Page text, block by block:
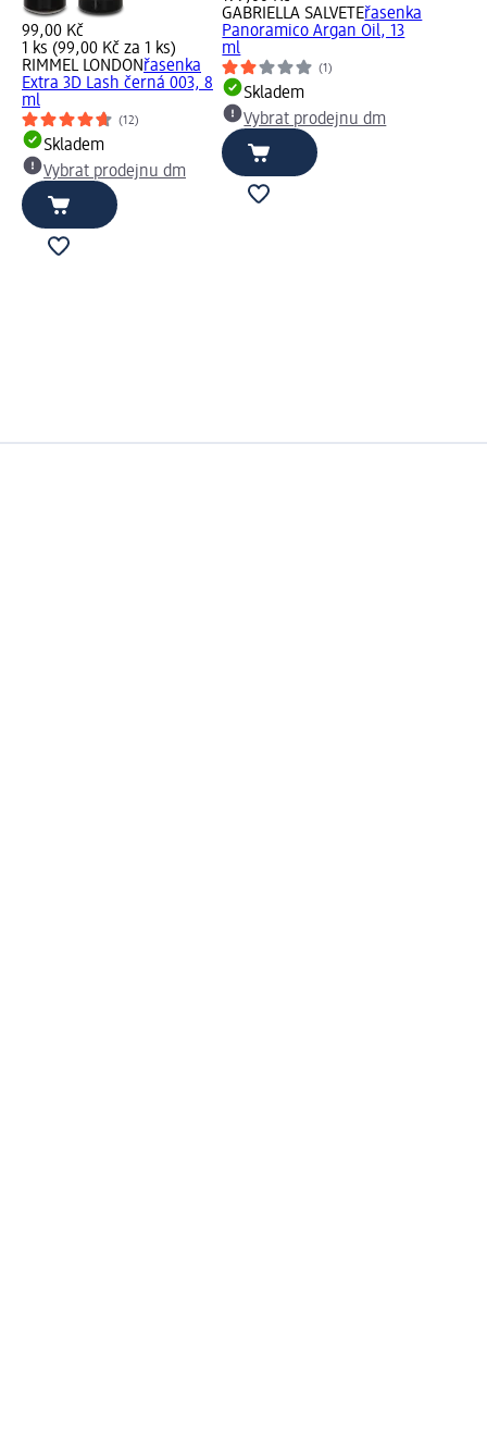
99,00 Kč
1 ks (99,00 Kč za 1 ks)
RIMMEL LONDONřasenka
Extra 3D Lash černá 003, 8
ml
(12)
Skladem
Vybrat prodejnu dm
GABRIELLA SALVETEřasenka
Panoramico Argan Oil, 13
ml
(1)
Skladem
Vybrat prodejnu dm